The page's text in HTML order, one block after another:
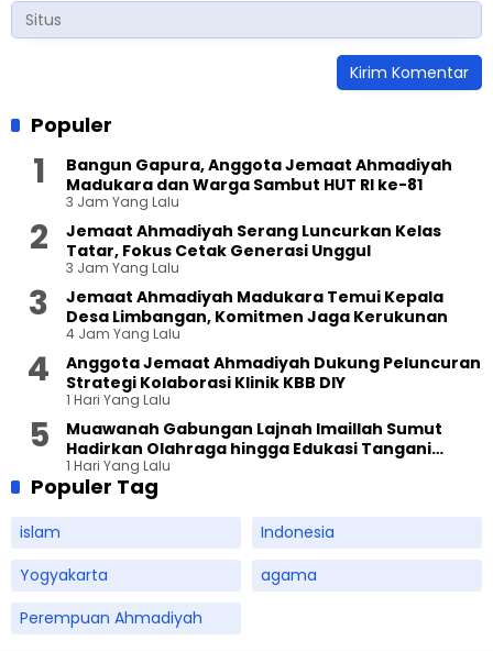
Populer
Bangun Gapura, Anggota Jemaat Ahmadiyah
Madukara dan Warga Sambut HUT RI ke-81
3 Jam Yang Lalu
Jemaat Ahmadiyah Serang Luncurkan Kelas
Tatar, Fokus Cetak Generasi Unggul
3 Jam Yang Lalu
Jemaat Ahmadiyah Madukara Temui Kepala
Desa Limbangan, Komitmen Jaga Kerukunan
4 Jam Yang Lalu
Anggota Jemaat Ahmadiyah Dukung Peluncuran
Strategi Kolaborasi Klinik KBB DIY
1 Hari Yang Lalu
Muawanah Gabungan Lajnah Imaillah Sumut
Hadirkan Olahraga hingga Edukasi Tangani
Sampah
1 Hari Yang Lalu
Populer Tag
islam
Indonesia
Yogyakarta
agama
Perempuan Ahmadiyah